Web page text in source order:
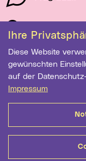
Ihre
Diese Website verwendet Cookies. Bitte wählen Sie Ihre
gewünschten
auf der
Impressum
Schau auf
Newsletter-
E-Mail-Adresse
Anmelden